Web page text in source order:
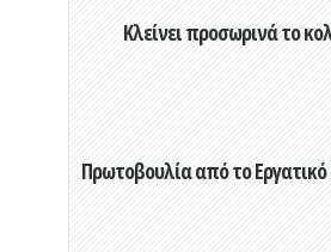
Κλείνει προσωρινά το
Πρωτοβουλία από το Εργατικό